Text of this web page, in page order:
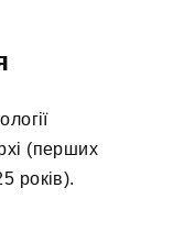
(перших
років).